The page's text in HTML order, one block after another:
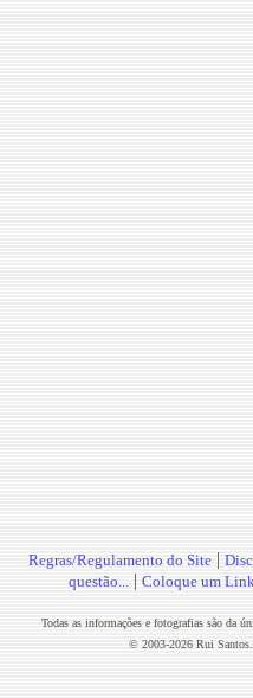
Regras/Regulamento do Site |
questão... | Coloque um
Todas as informações e fotografias são da
© 2003-2026 Rui Santos.